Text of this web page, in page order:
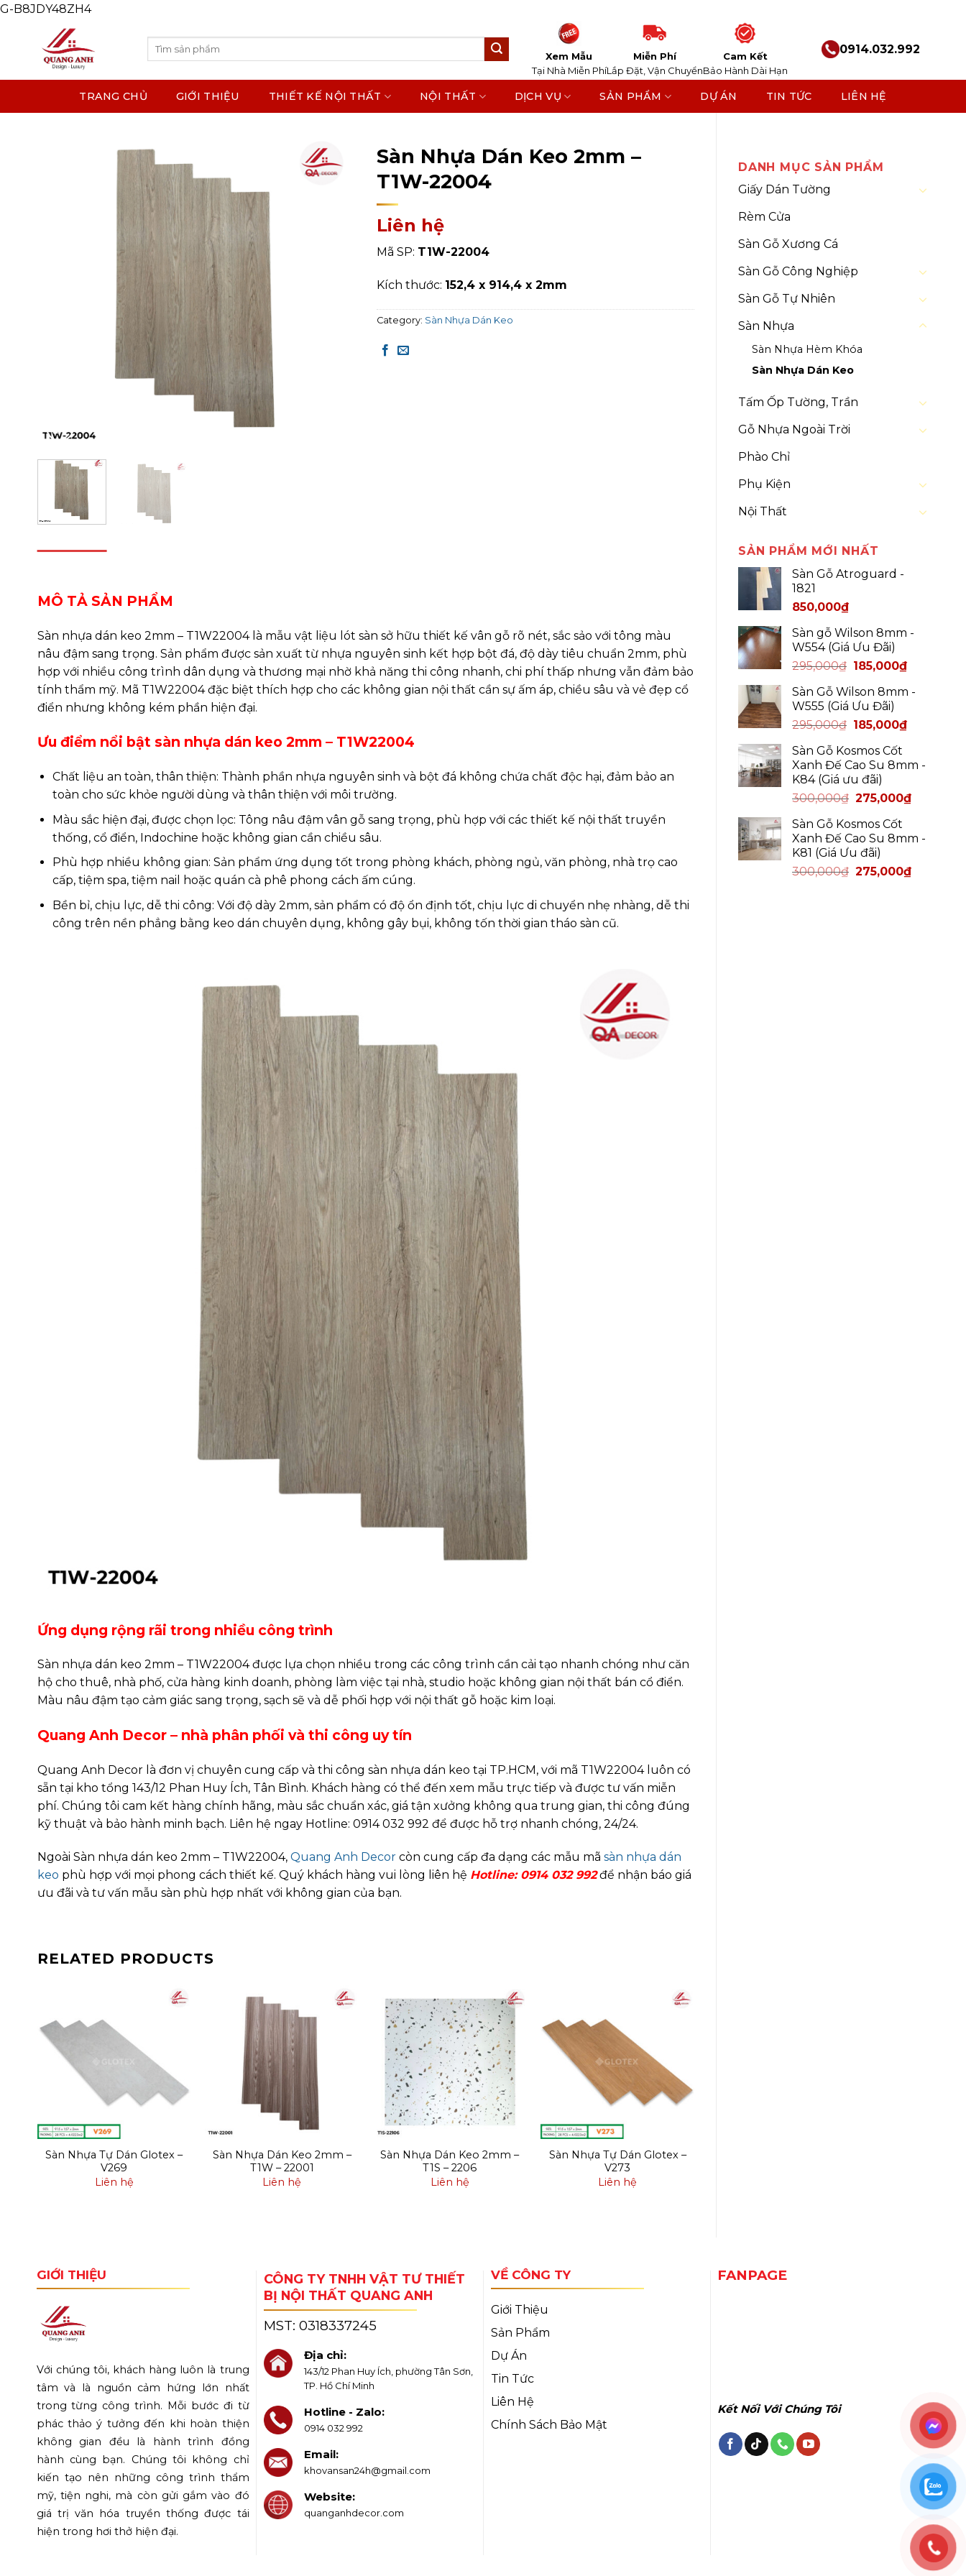
G-B8JDY48ZH4Skip
Search
Xem Mẫu
Tại Nhà Miễn Phí
Miễn Phí
Lắp Đặt, Vận Chuyển
Cam Kết
Bảo Hành Dài Hạn
0914.032.992
TRANG CHỦ GIỚI THIỆU THIẾT KẾ NỘI THẤT NỘI THẤT DỊCH VỤ SẢN PHẨM DỰ ÁN TIN TỨC LIÊN HỆ
DANH MỤC SẢN PHẨM
Giấy Dán Tường
Rèm Cửa
Sàn Gỗ Xương Cá
Sàn Gỗ Công Nghiệp
Sàn Gỗ Tự Nhiên
Sàn Nhựa
Sàn Nhựa Hèm Khóa
Sàn Nhựa Dán Keo
Tấm Ốp Tường, Trần
Gỗ Nhựa Ngoài Trời
Phào Chỉ
Phụ Kiện
Nội Thất
SẢN PHẨM MỚI NHẤT
Sàn Gỗ Atroguard -
1821
850,000₫
Sàn gỗ Wilson 8mm -
W554 (Giá Ưu Đãi)
295,000₫ 185,000₫
Sàn Gỗ Wilson 8mm -
W555 (Giá Ưu Đãi)
295,000₫ 185,000₫
Sàn Gỗ Kosmos Cốt
Xanh Đế Cao Su 8mm -
K84 (Giá ưu đãi)
300,000₫ 275,000₫
Sàn Gỗ Kosmos Cốt
Xanh Đế Cao Su 8mm -
K81 (Giá Ưu đãi)
300,000₫ 275,000₫
Sàn Nhựa Dán Keo 2mm –
T1W-22004
Liên hệ
Mã SP: T1W-22004
Kích thước: 152,4 x 914,4 x 2mm
Category: Sàn Nhựa Dán Keo
MÔ TẢ SẢN PHẨM
Sàn nhựa dán keo 2mm – T1W22004 là mẫu vật liệu lót sàn sở hữu thiết kế vân gỗ rõ nét, sắc sảo với tông màu
nâu đậm sang trọng. Sản phẩm được sản xuất từ nhựa nguyên sinh kết hợp bột đá, độ dày tiêu chuẩn 2mm, phù
hợp với nhiều công trình dân dụng và thương mại nhờ khả năng thi công nhanh, chi phí thấp nhưng vẫn đảm bảo
tính thẩm mỹ. Mã T1W22004 đặc biệt thích hợp cho các không gian nội thất cần sự ấm áp, chiều sâu và vẻ đẹp cổ
điển nhưng không kém phần hiện đại.
Ưu điểm nổi bật sàn nhựa dán keo 2mm – T1W22004
Chất liệu an toàn, thân thiện: Thành phần nhựa nguyên sinh và bột đá không chứa chất độc hại, đảm bảo an
toàn cho sức khỏe người dùng và thân thiện với môi trường.
Màu sắc hiện đại, được chọn lọc: Tông nâu đậm vân gỗ sang trọng, phù hợp với các thiết kế nội thất truyền
thống, cổ điển, Indochine hoặc không gian cần chiều sâu.
Phù hợp nhiều không gian: Sản phẩm ứng dụng tốt trong phòng khách, phòng ngủ, văn phòng, nhà trọ cao
cấp, tiệm spa, tiệm nail hoặc quán cà phê phong cách ấm cúng.
Bền bỉ, chịu lực, dễ thi công: Với độ dày 2mm, sản phẩm có độ ổn định tốt, chịu lực di chuyển nhẹ nhàng, dễ thi
công trên nền phẳng bằng keo dán chuyên dụng, không gây bụi, không tốn thời gian tháo sàn cũ.
Ứng dụng rộng rãi trong nhiều công trình
Sàn nhựa dán keo 2mm – T1W22004 được lựa chọn nhiều trong các công trình cần cải tạo nhanh chóng như căn
hộ cho thuê, nhà phố, cửa hàng kinh doanh, phòng làm việc tại nhà, studio hoặc không gian nội thất bán cổ điển.
Màu nâu đậm tạo cảm giác sang trọng, sạch sẽ và dễ phối hợp với nội thất gỗ hoặc kim loại.
Quang Anh Decor – nhà phân phối và thi công uy tín
Quang Anh Decor là đơn vị chuyên cung cấp và thi công sàn nhựa dán keo tại TP.HCM, với mã T1W22004 luôn có
sẵn tại kho tổng 143/12 Phan Huy Ích, Tân Bình. Khách hàng có thể đến xem mẫu trực tiếp và được tư vấn miễn
phí. Chúng tôi cam kết hàng chính hãng, màu sắc chuẩn xác, giá tận xưởng không qua trung gian, thi công đúng
kỹ thuật và bảo hành minh bạch. Liên hệ ngay Hotline: 0914 032 992 để được hỗ trợ nhanh chóng, 24/24.
Ngoài Sàn nhựa dán keo 2mm – T1W22004, Quang Anh Decor còn cung cấp đa dạng các mẫu mã sàn nhựa dán
keo phù hợp với mọi phong cách thiết kế. Quý khách hàng vui lòng liên hệ Hotline: 0914 032 992để nhận báo giá
ưu đãi và tư vấn mẫu sàn phù hợp nhất với không gian của bạn.
RELATED PRODUCTS
Sàn Nhựa Tự Dán Glotex –
V269
Liên hệ
Sàn Nhựa Dán Keo 2mm –
T1W – 22001
Liên hệ
Sàn Nhựa Dán Keo 2mm –
T1S – 2206
Liên hệ
Sàn Nhựa Tự Dán Glotex –
V273
Liên hệ
GIỚI THIỆU
Với chúng tôi, khách hàng luôn là trung
tâm và là nguồn cảm hứng lớn nhất
trong từng công trình. Mỗi bước đi từ
phác thảo ý tưởng đến khi hoàn thiện
không gian đều là hành trình đồng
hành cùng bạn. Chúng tôi không chỉ
kiến tạo nên những công trình thẩm
mỹ, tiện nghi, mà còn gửi gắm vào đó
giá trị văn hóa truyền thống được tái
hiện trong hơi thở hiện đại.
CÔNG TY TNHH VẬT TƯ THIẾT
BỊ NỘI THẤT QUANG ANH
MST:0318337245
Địa chỉ:
143/12 Phan Huy Ích, phường Tân Sơn,
TP. Hồ Chí Minh
Hotline - Zalo:
0914 032 992
Email:
khovansan24h@gmail.com
Website:
quanganhdecor.com
VỀ CÔNG TY
Giới Thiệu
Sản Phẩm
Dự Án
Tin Tức
Liên Hệ
Chính Sách Bảo Mật
FANPAGE
Kết Nối Với Chúng Tôi